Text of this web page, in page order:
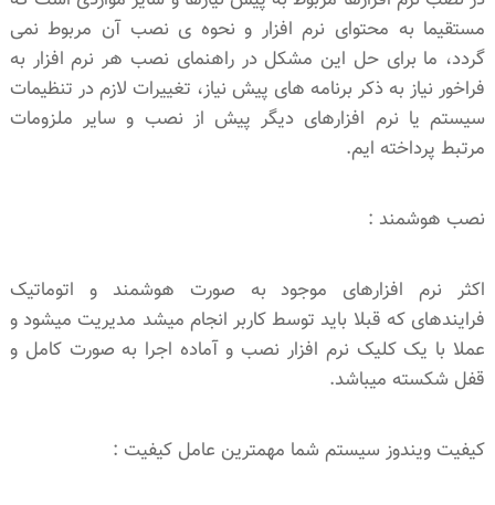
مستقیما به محتوای نرم افزار و نحوه ی نصب آن مربوط نمی
گردد، ما برای حل این مشکل در راهنمای نصب هر نرم افزار به
فراخور نیاز به ذکر برنامه های پیش نیاز، تغییرات لازم در تنظیمات
سیستم یا نرم افزارهای دیگر پیش از نصب و سایر ملزومات
مرتبط پرداخته ایم.
نصب هوشمند :
اکثر نرم افزارهای موجود به صورت هوشمند و اتوماتیک
فرایندهای که قبلا باید توسط کاربر انجام میشد مدیریت میشود و
عملا با یک کلیک نرم افزار نصب و آماده اجرا به صورت کامل و
قفل شکسته میباشد.
کیفیت ویندوز سیستم شما مهمترین عامل کیفیت :